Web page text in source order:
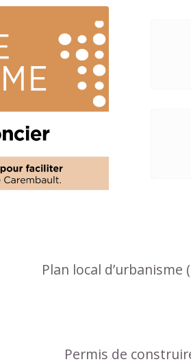
Plan local d’urbanisme
Permis de